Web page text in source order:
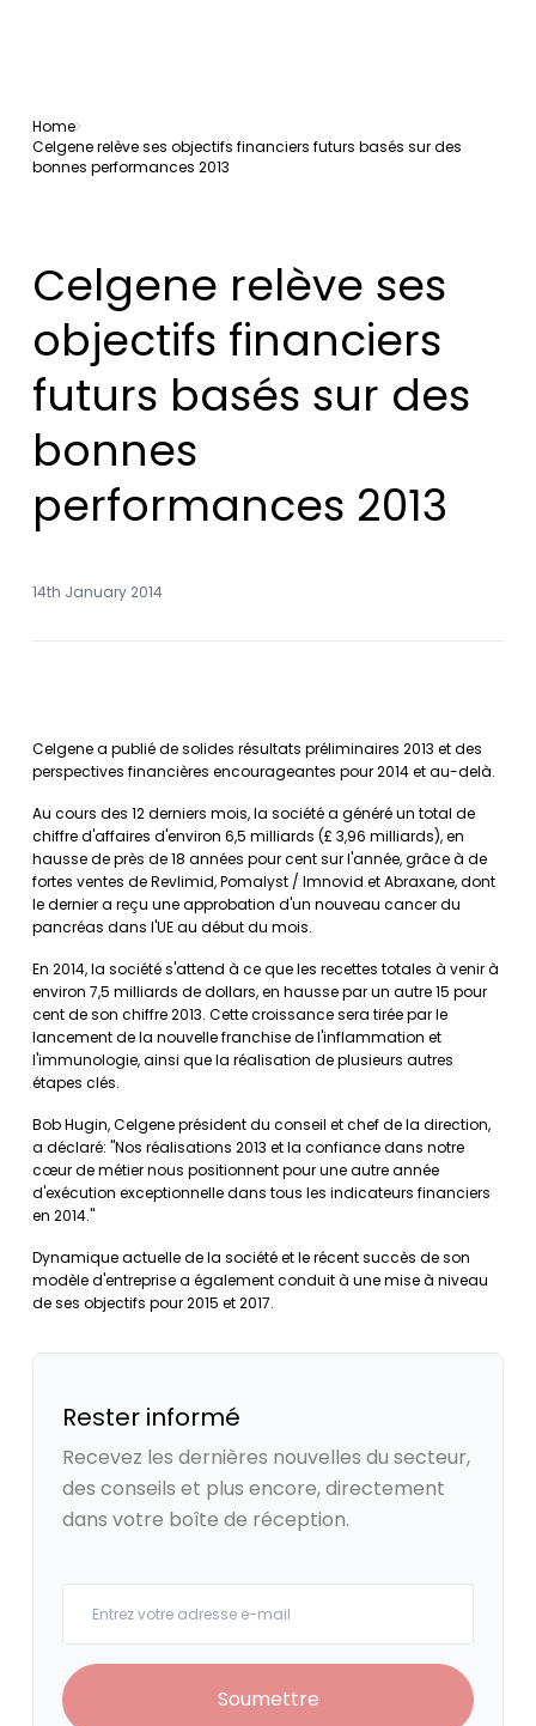
Home
Celgene relève ses objectifs financiers futurs basés sur des
bonnes performances 2013
Celgene relève ses
objectifs financiers
futurs basés sur des
bonnes
performances 2013
14th January 2014
Celgene a publié de solides résultats préliminaires 2013 et des
perspectives financières encourageantes pour 2014 et au-delà.
Au cours des 12 derniers mois, la société a généré un total de
chiffre d'affaires d'environ 6,5 milliards (£ 3,96 milliards), en
hausse de près de 18 années pour cent sur l'année, grâce à de
fortes ventes de Revlimid, Pomalyst / Imnovid et Abraxane, dont
le dernier a reçu une approbation d'un nouveau cancer du
pancréas dans l'UE au début du mois.
En 2014, la société s'attend à ce que les recettes totales à venir à
environ 7,5 milliards de dollars, en hausse par un autre 15 pour
cent de son chiffre 2013. Cette croissance sera tirée par le
lancement de la nouvelle franchise de l'inflammation et
l'immunologie, ainsi que la réalisation de plusieurs autres
étapes clés.
Bob Hugin, Celgene président du conseil et chef de la direction,
a déclaré: "Nos réalisations 2013 et la confiance dans notre
cœur de métier nous positionnent pour une autre année
d'exécution exceptionnelle dans tous les indicateurs financiers
en 2014."
Dynamique actuelle de la société et le récent succès de son
modèle d'entreprise a également conduit à une mise à niveau
de ses objectifs pour 2015 et 2017.
Rester informé
Recevez les dernières nouvelles du secteur,
des conseils et plus encore, directement
dans votre boîte de réception.
Soumettre